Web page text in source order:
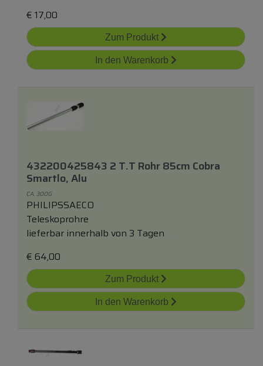
€ 17,00
Zum Produkt
In den Warenkorb
432200425843 2 T.t Rohr 85cm Cobra
Smartlo, Alu
CA. 300G
PHILIPSSAECO
Teleskoprohre
lieferbar innerhalb von 3 Tagen
€ 64,00
Zum Produkt
In den Warenkorb